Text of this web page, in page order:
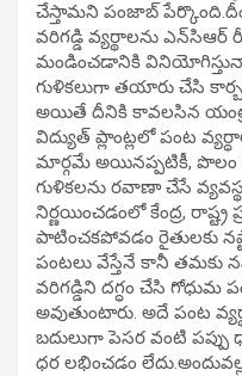
చేస్తామని పంజాబ్
వరిగడ్డి వ్యర్థాలను
మండించడానికి
గుళికలుగా తయారు చేసి
అయితే దీనికి కావలసిన
విద్యుత్ ప్లాంట్లలో పంట
మార్గమే అయినప్పటికీ, పొలం
గుళికలను రవాణా చేసే
నిర్ణయించడంలో కేంద్ర,
పాటించకపోవడం రైతులకు
పంటలు వేస్తేనే కానీ తమకు
వరిగడ్డిని దగ్ధం చేసి గోధుమ
అవుతుంటారు. అదే పంట
బదులుగా పెసర వంటి పప్పు
ధర లభించడం